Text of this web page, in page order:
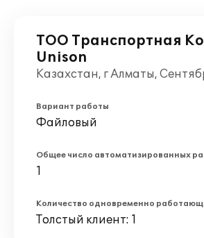
ТОО Транспортная
Unison
Казахстан, г Алматы,
Вариант работы
Файловый
Общее число автоматизированных
1
Количество одновременно
Толстый клиент: 1